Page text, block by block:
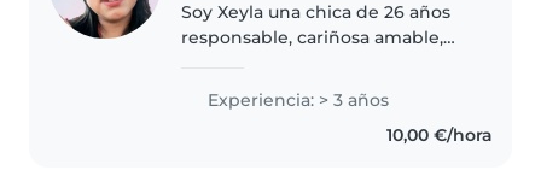
Soy Xeyla una chica de 26 años
responsable, cariñosa amable,
aprender rápido y con actitud. Y
suelo ser flexible, para
comomodidad y poder ayudar
Experiencia: > 3 años
10,00 €/hora